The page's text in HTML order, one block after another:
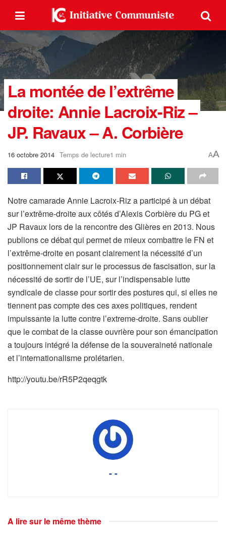
La montée de l’extrême
droite: Annie Lacroix-Riz –
JP. Ravaux – A. Corbière
16 octobre 2014 Temps de lecture1 min AA
Notre camarade Annie Lacroix-Riz a participé à un débat
sur l’extrême-droite aux côtés d’Alexis Corbière du PG et
JP Ravaux lors de la rencontre des Glières en 2013. Nous
publions ce débat qui permet de mieux combattre le FN et
l’extrême-droite en posant clairement la nécessité d’un
positionnement clair sur le processus de fascisation, sur la
nécessité de sortir de l’UE, sur l’indispensable lutte
syndicale de classe pour sortir des postures qui, si elles ne
tiennent pas compte des ces axes politiques, rendent
impuissante la lutte contre l’extreme-droite. Sans oublier
que le combat de la classe ouvrière pour son émancipation
a toujours intégré la défense de la souveraineté nationale
et l’internationalisme prolétarien.
http://youtu.be/rR5P2qeqgtk
- -
A lire sur le même thème